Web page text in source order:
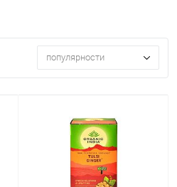
популярности